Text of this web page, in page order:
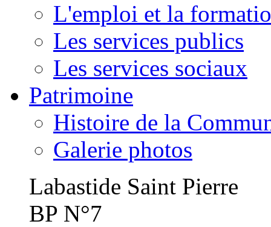
L'emploi et la
Les services publics
Les services sociaux
Patrimoine
Histoire de la
Galerie photos
Labastide Saint Pierre
BP N°7